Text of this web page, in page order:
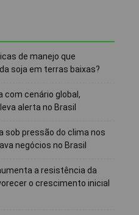
de manejo que
soja em terras baixas?
com cenário global,
alerta no Brasil
sob pressão do clima nos
negócios no Brasil
a resistência da
o crescimento inicial